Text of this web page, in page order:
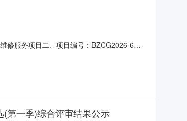
修服务项目二、项目编号：BZCG2026-6
；第三成交候选人：巴中三友慧丰建设有
(第一季)综合评审结果公示